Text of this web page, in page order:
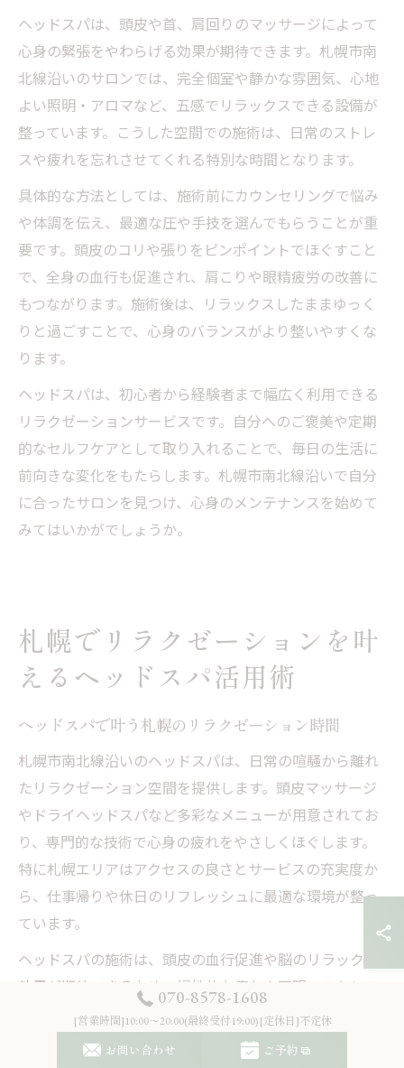
ヘッドスパは、頭皮や首、肩回りのマッサージによって
心身の緊張をやわらげる効果が期待できます。札幌市南
北線沿いのサロンでは、完全個室や静かな雰囲気、心地
よい照明・アロマなど、五感でリラックスできる設備が
整っています。こうした空間での施術は、日常のストレ
スや疲れを忘れさせてくれる特別な時間となります。
具体的な方法としては、施術前にカウンセリングで悩み
や体調を伝え、最適な圧や手技を選んでもらうことが重
要です。頭皮のコリや張りをピンポイントでほぐすこと
で、全身の血行も促進され、肩こりや眼精疲労の改善に
もつながります。施術後は、リラックスしたままゆっく
りと過ごすことで、心身のバランスがより整いやすくな
ります。
ヘッドスパは、初心者から経験者まで幅広く利用できる
リラクゼーションサービスです。自分へのご褒美や定期
的なセルフケアとして取り入れることで、毎日の生活に
前向きな変化をもたらします。札幌市南北線沿いで自分
に合ったサロンを見つけ、心身のメンテナンスを始めて
みてはいかがでしょうか。
札幌でリラクゼーションを叶
えるヘッドスパ活用術
ヘッドスパで叶う札幌のリラクゼーション時間
札幌市南北線沿いのヘッドスパは、日常の喧騒から離れ
たリラクゼーション空間を提供します。頭皮マッサージ
やドライヘッドスパなど多彩なメニューが用意されてお
り、専門的な技術で心身の疲れをやさしくほぐします。
特に札幌エリアはアクセスの良さとサービスの充実度か
ら、仕事帰りや休日のリフレッシュに最適な環境が整っ
ています。
ヘッドスパの施術は、頭皮の血行促進や脳のリラックス
効果が期待できるため、慢性的な疲れや不眠、ストレス
の緩和にも役立ちます。口コミでは「寝落ちしてしまう
ほど心地良い」「頭がすっきりして気分転換になる」と
070-8578-1608
[営業時間]10:00～20:00(最終受付19:00)[定休日]不定休
お問い合わせ ご予約